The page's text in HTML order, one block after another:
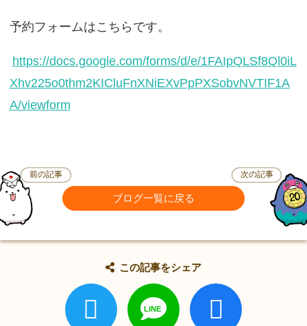
予約フォームはこちらです。
https://docs.google.com/forms/d/e/1FAIpQLSf8Ql0iL
Xhv225o0thm2KICluFnXNiEXvPpPXSobvNVTIF1A
A/viewform
前の記事
ブログ一覧に戻る
次の記事
この記事をシェア